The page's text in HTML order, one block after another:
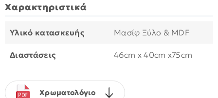
Χαρακτηριστικά
Υλικό κατασκευής Μασίφ Ξύλο & MDF
Διαστάσεις 46cm x 40cm x75cm
Χρωματολόγιο